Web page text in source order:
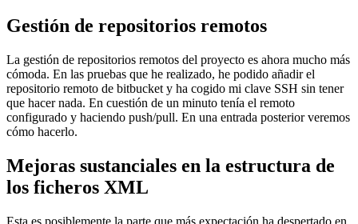
Gestión de repositorios remotos
La gestión de repositorios remotos del proyecto es ahora mucho más
cómoda. En las pruebas que he realizado, he podido añadir el
repositorio remoto de bitbucket y ha cogido mi clave SSH sin tener
que hacer nada. En cuestión de un minuto tenía el remoto
configurado y haciendo push/pull. En una entrada posterior veremos
cómo hacerlo.
Mejoras sustanciales en la estructura de
los ficheros XML